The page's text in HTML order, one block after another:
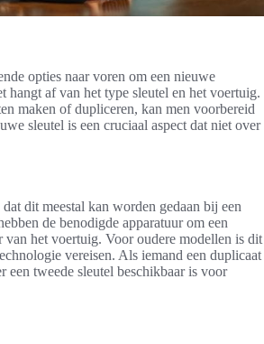
opties naar voren om een nieuwe
hangt af van het type sleutel en het voertuig.
maken of dupliceren, kan men voorbereid
sleutel is een cruciaal aspect dat niet over
dit meestal kan worden gedaan bij een
de benodigde apparatuur om een
van het voertuig. Voor oudere modellen is dit
vereisen. Als iemand een duplicaat
een tweede sleutel beschikbaar is voor